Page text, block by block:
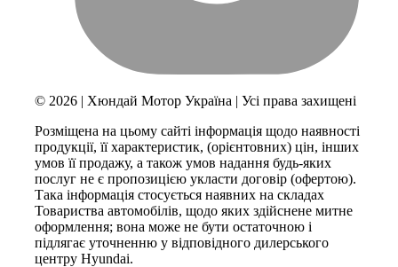
© 2026 | Хюндай Мотор Україна | Усі права захищені
Розміщена на цьому сайті інформація щодо наявності
продукції, її характеристик, (орієнтовних) цін, інших
умов її продажу, а також умов надання будь-яких
послуг не є пропозицією укласти договір (офертою).
Така інформація стосується наявних на складах
Товариства автомобілів, щодо яких здійснене митне
оформлення; вона може не бути остаточною і
підлягає уточненню у відповідного дилерського
центру Hyundai.